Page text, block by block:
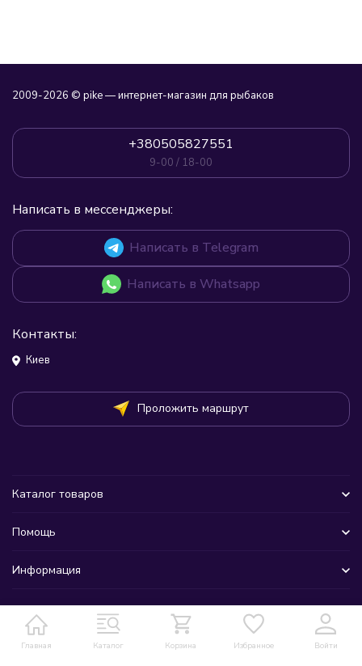
Главная Каталог Корзина Избранное Войти
2009-2026 © pike — интернет-магазин для рыбаков
+380505827551
9-00 / 18-00
Написать в мессенджеры:
Написать в Telegram
Написать в Whatsapp
Контакты:
Киев
Проложить маршрут
Каталог товаров
Помощь
Информация